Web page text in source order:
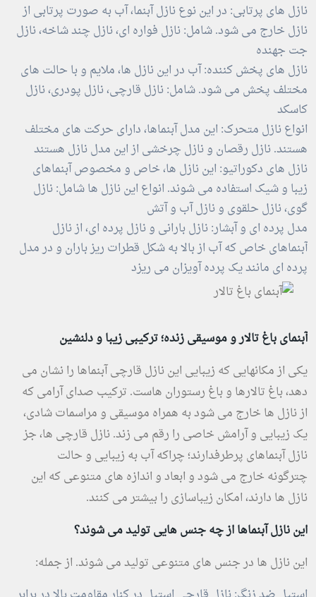
نازل های پرتابی: در این نوع نازل آبنما، آب به صورت پرتابی از
نازل خارج می شود. شامل: نازل فواره ای، نازل چند شاخه، نازل
جت جهنده
نازل های پخش کننده: آب در این نازل ها، ملایم و با حالت های
مختلف پخش می شود. شامل: نازل قارچی، نازل پودری، نازل
کاسکد
انواع نازل متحرک: این مدل آبنماها، دارای حرکت های مختلف
هستند. نازل رقصان و نازل چرخشی از این مدل نازل هستند
نازل های دکوراتیو: این نازل ها، خاص و مخصوص آبنماهای
زیبا و شیک استفاده می شوند. انواع این نازل ها شامل: نازل
گوی، نازل حلقوی و نازل آب و آتش
مدل پرده ای و آبشار: نازل بارانی و نازل پرده ای، از نازل
آبنماهای خاص که آب از بالا به شکل قطرات ریز باران و در مدل
پرده ای مانند یک پرده آویزان می ریزد
آبنمای باغ تالار و موسیقی زنده؛ ترکیبی زیبا و دلنشین
یکی از مکانهایی که زیبایی این نازل قارچی آبنماها را نشان می
دهد، باغ تالارها و باغ رستوران هاست. ترکیب صدای آرامی که
از نازل ها خارج می شود به همراه موسیقی و مراسمات شادی،
یک زیبایی و آرامش خاصی را رقم می زند. نازل قارچی ها، جز
نازل آبنماهای پرطرفدارند؛ چراکه آب به زیبایی و حالت
چترگونه خارج می شود و ابعاد و اندازه های متنوعی که این
نازل ها دارند، امکان زیباسازی را بیشتر می کنند.
این نازل آبنماها از چه جنس هایی تولید می شوند؟
این نازل ها در جنس های متنوعی تولید می شوند. از جمله: